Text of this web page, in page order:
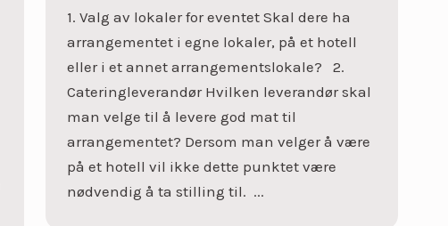
1. Valg av lokaler for eventet Skal dere ha
arrangementet i egne lokaler, på et hotell
eller i et annet arrangementslokale? 2.
Cateringleverandør Hvilken leverandør skal
man velge til å levere god mat til
arrangementet? Dersom man velger å være
på et hotell vil ikke dette punktet være
nødvendig å ta stilling til. ...